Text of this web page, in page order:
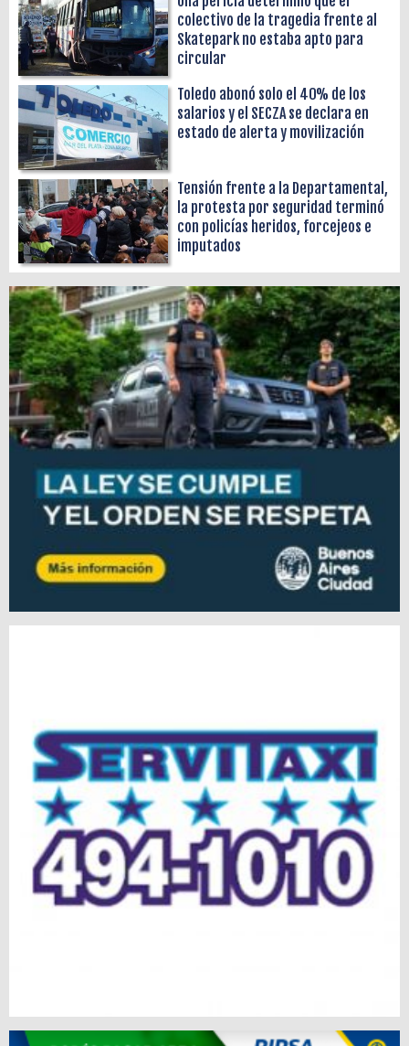
colectivo de la tragedia frente al
Skatepark no estaba apto para
circular
Toledo abonó solo el 40% de los
salarios y el SECZA se declara en
estado de alerta y movilización
Tensión frente a la Departamental,
la protesta por seguridad terminó
con policías heridos, forcejeos e
imputados